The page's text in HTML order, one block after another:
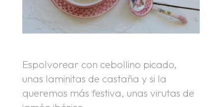
Espolvorear con cebollino picado,
unas laminitas de castaña y si la
queremos más festiva, unas virutas de